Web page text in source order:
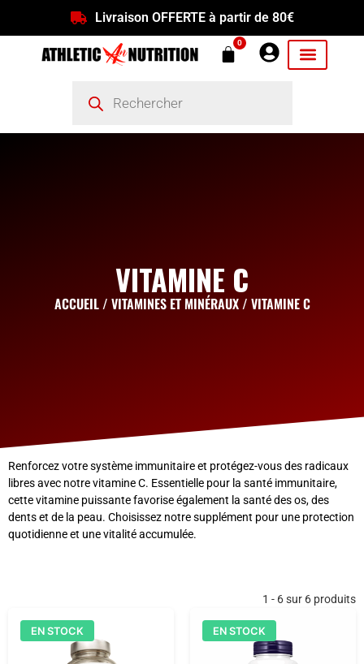
Livraison OFFERTE à partir de 80€
0
VITAMINE C
ACCUEIL/ VITAMINES ET MINÉRAUX/ VITAMINE C
Renforcez votre système immunitaire et protégez-vous des radicaux
libres avec notre vitamine C. Essentielle pour la santé immunitaire,
cette vitamine puissante favorise également la santé des os, des
dents et de la peau. Choisissez notre supplément pour une protection
quotidienne et une vitalité accumulée.
1 - 6 sur 6 produits
EN STOCK EN STOCK